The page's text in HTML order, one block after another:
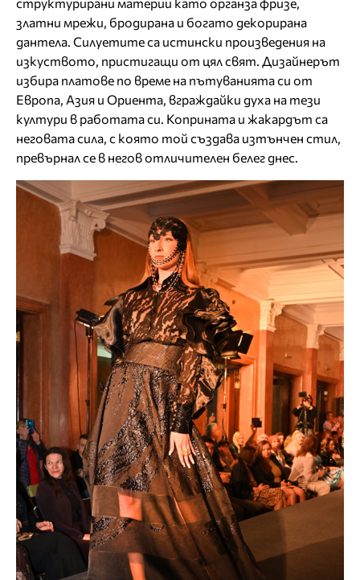
структурирани материи като органза фризе,
златни мрежи, бродирана и богато декорирана
дантела. Силуетите са истински произведения на
изкуството, пристигащи от цял ​​свят. Дизайнерът
избира платове по време на пътуванията си от
Европа, Азия и Ориента, вграждайки духа на тези
култури в работата си. Коприната и жакардът са
неговата сила, с която той създава изтънчен стил,
превърнал се в негов отличителен белег днес.